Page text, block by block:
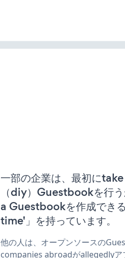
一部の企業は、最初に
（diy）Guestbookを行
a Guestbookを作成でき
time'」を持っています。
他の人は、オープンソースの
companies abroadがallegedlyア